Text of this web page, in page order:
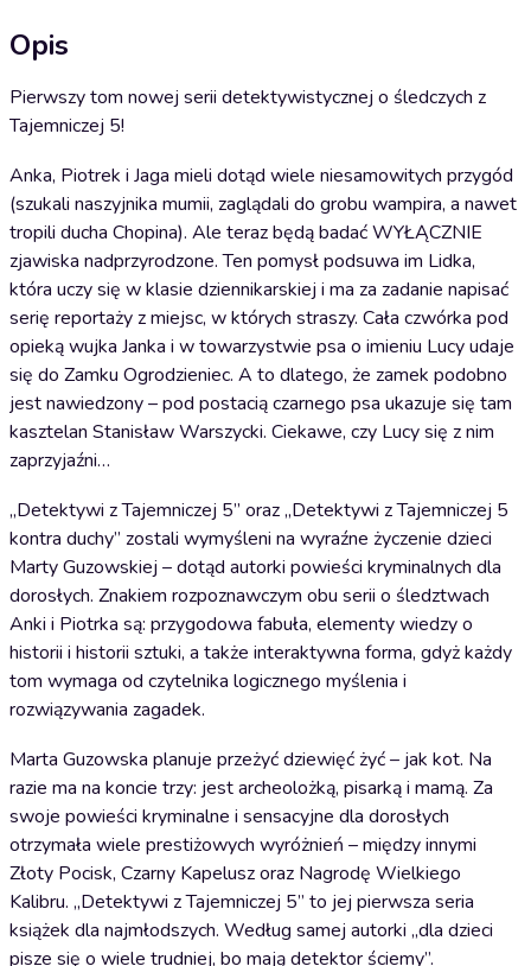
Opis
Pierwszy tom nowej serii detektywistycznej o śledczych z
Tajemniczej 5!
Anka, Piotrek i Jaga mieli dotąd wiele niesamowitych przygód
(szukali naszyjnika mumii, zaglądali do grobu wampira, a nawet
tropili ducha Chopina). Ale teraz będą badać WYŁĄCZNIE
zjawiska nadprzyrodzone. Ten pomysł podsuwa im Lidka,
która uczy się w klasie dziennikarskiej i ma za zadanie napisać
serię reportaży z miejsc, w których straszy. Cała czwórka pod
opieką wujka Janka i w towarzystwie psa o imieniu Lucy udaje
się do Zamku Ogrodzieniec. A to dlatego, że zamek podobno
jest nawiedzony – pod postacią czarnego psa ukazuje się tam
kasztelan Stanisław Warszycki. Ciekawe, czy Lucy się z nim
zaprzyjaźni…
„Detektywi z Tajemniczej 5” oraz „Detektywi z Tajemniczej 5
kontra duchy” zostali wymyśleni na wyraźne życzenie dzieci
Marty Guzowskiej – dotąd autorki powieści kryminalnych dla
dorosłych. Znakiem rozpoznawczym obu serii o śledztwach
Anki i Piotrka są: przygodowa fabuła, elementy wiedzy o
historii i historii sztuki, a także interaktywna forma, gdyż każdy
tom wymaga od czytelnika logicznego myślenia i
rozwiązywania zagadek.
Marta Guzowska planuje przeżyć dziewięć żyć – jak kot. Na
razie ma na koncie trzy: jest archeolożką, pisarką i mamą. Za
swoje powieści kryminalne i sensacyjne dla dorosłych
otrzymała wiele prestiżowych wyróżnień – między innymi
Złoty Pocisk, Czarny Kapelusz oraz Nagrodę Wielkiego
Kalibru. „Detektywi z Tajemniczej 5” to jej pierwsza seria
książek dla najmłodszych. Według samej autorki „dla dzieci
pisze się o wiele trudniej, bo mają detektor ściemy”.